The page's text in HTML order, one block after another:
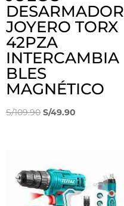
DESARMADOR
JOYERO TORX
42PZA
INTERCAMBIA
BLES
MAGNÉTICO
S/109.90 El
S/109.90.
S/49.90
S/49.90.